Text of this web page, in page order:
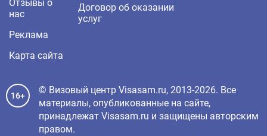
Отзывы о
нас
Реклама
Карта сайта
Договор об оказании
услуг
16+
© Визовый центр Visasam.ru, 2013-2026. Все
материалы, опубликованные на сайте,
принадлежат Visasam.ru и защищены авторским
правом.